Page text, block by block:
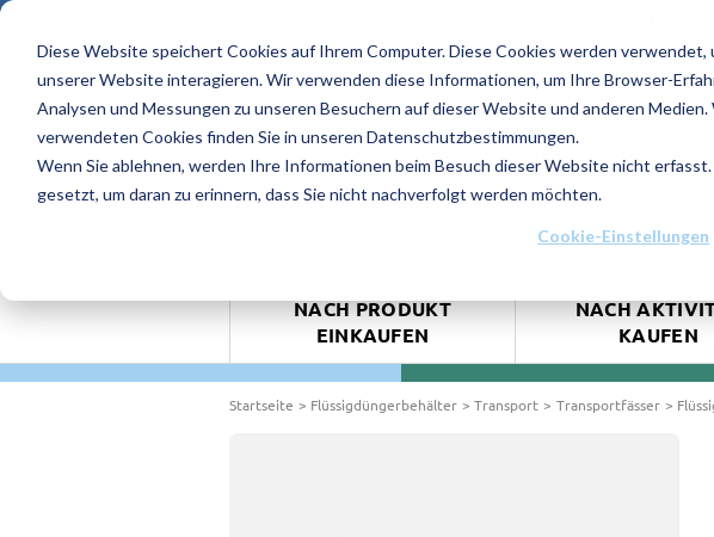
Diese Website speichert Cookies auf Ihrem Computer. Diese Cookies werden verwendet,
unserer Website interagieren. Wir verwenden diese Informationen, um Ihre Browser-
Analysen und Messungen zu unseren Besuchern auf dieser Website und anderen
verwendeten Cookies finden Sie in unseren Datenschutzbestimmungen.
Wenn Sie ablehnen, werden Ihre Informationen beim Besuch dieser Website nicht
gesetzt, um daran zu erinnern, dass Sie nicht nachverfolgt werden möchten.
Cookie-Einstellungen
4.9/5 - 8 Bewertungen
ANGEBOTSANFRAGE
NACH PRODUKT
EINKAUFEN
NACH
KAUFEN
Startseite Flüssigdüngerbehälter Transport Transportfässer